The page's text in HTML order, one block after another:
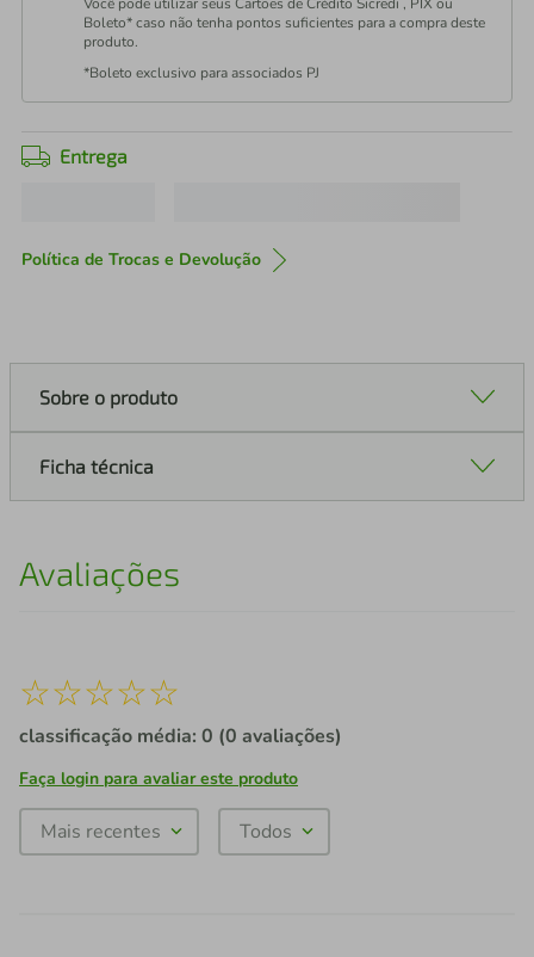
Boleto* caso não tenha pontos suficientes para a compra deste
produto.
*Boleto exclusivo para associados PJ
Entrega
Política de Trocas e Devolução
Sobre o produto
Ficha técnica
Avaliações
☆☆☆☆☆
classificação média: 0 (0 avaliações)
Faça login para avaliar este produto
Mais recentes Todos